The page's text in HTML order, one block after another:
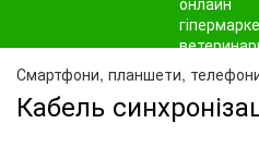
Смартфони, планшети,
Кабель